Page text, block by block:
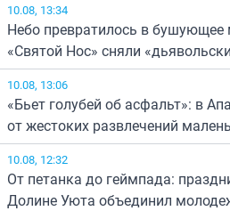
10.08, 13:34
Небо превратилось в бушующее
«Святой Нос» сняли
10.08, 13:06
«Бьет голубей об асфальт»: в
от жестоких развлечений
10.08, 12:32
От петанка до геймпада:
Долине Уюта объединил